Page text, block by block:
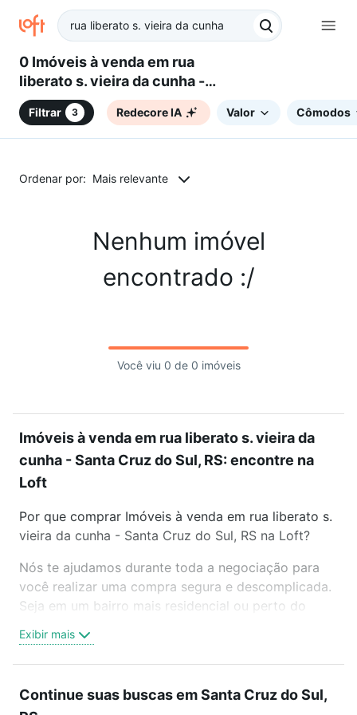
0 Imóveis à venda em rua
liberato s. vieira da cunha -
Santa Cruz do Sul, RS
Filtrar 3 Redecore IA Valor Cômodos
Ordenar por: Mais relevante
Nenhum imóvel
encontrado :/
Você viu 0 de 0 imóveis
Imóveis à venda em rua liberato s. vieira da
cunha - Santa Cruz do Sul, RS: encontre na
Loft
Por que comprar Imóveis à venda em rua liberato s.
vieira da cunha - Santa Cruz do Sul, RS na Loft?
Nós te ajudamos durante toda a negociação para
você realizar uma compra segura e descomplicada.
Seja em um bairro mais residencial ou perto do
oferta ideal de Imóveis à venda em rua liberato s.
vieira da cunha - Santa Cruz do Sul, RS para
ou por videochamada, é grátis, sem compromisso e
Exibir mais
Continue suas buscas em Santa Cruz do Sul,